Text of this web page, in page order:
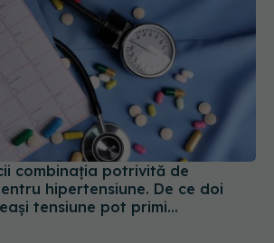
combinația potrivită de
hipertensiune. De ce doi
tensiune pot primi